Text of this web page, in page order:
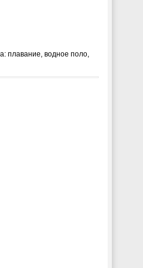
плавание, водное поло,